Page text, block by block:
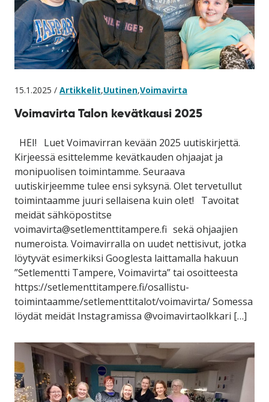
15.1.2025 / Artikkelit,Uutinen,Voimavirta
Voimavirta Talon kevätkausi 2025
HEI! Luet Voimavirran kevään 2025 uutiskirjettä.
Kirjeessä esittelemme kevätkauden ohjaajat ja
monipuolisen toimintamme. Seuraava
uutiskirjeemme tulee ensi syksynä. Olet tervetullut
toimintaamme juuri sellaisena kuin olet! Tavoitat
meidät sähköpostitse
voimavirta@setlementtitampere.fi sekä ohjaajien
numeroista. Voimavirralla on uudet nettisivut, jotka
löytyvät esimerkiksi Googlesta laittamalla hakuun
”Setlementti Tampere, Voimavirta” tai osoitteesta
https://setlementtitampere.fi/osallistu-
toimintaamme/setlementtitalot/voimavirta/ Somessa
löydät meidät Instagramissa @voimavirtaolkkari […]